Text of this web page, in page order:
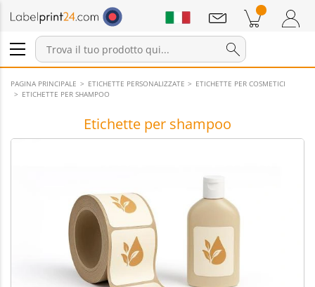
Accedi / Registrati
Prodotti nel carrello
Annunci
PAGINA PRINCIPALE ETICHETTE PERSONALIZZATE
ETICHETTE PER COSMETICI
ETICHETTE PER SHAMPOO
Etichette per shampoo